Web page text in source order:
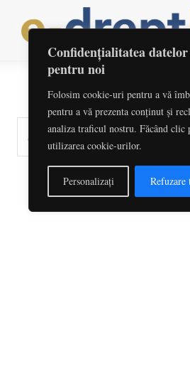
Confidențialitatea
pentru noi
Folosim cookie-uri pentru a vă
pentru a vă prezenta conținut și
analiza traficul nostru. Făcând clic
utilizarea cookie-urilor.
Personalizați Refuzare
cuvinte-cheie, titlu articol,